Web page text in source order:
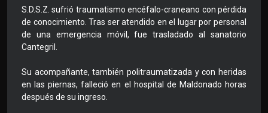
S.D.S.Z. sufrió traumatismo encéfalo-craneano con pérdida
de conocimiento. Tras ser atendido en el lugar por personal
de una emergencia móvil, fue trasladado al sanatorio
Cantegril.
Su acompañante, también politraumatizada y con heridas
en las piernas, falleció en el hospital de Maldonado horas
después de su ingreso.